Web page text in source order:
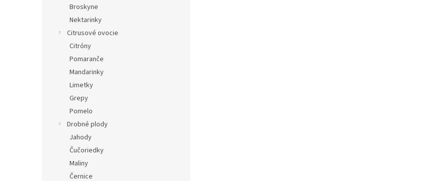
Broskyne
Nektarinky
Citrusové ovocie
Citróny
Pomaranče
Mandarinky
Limetky
Grepy
Pomelo
Drobné plody
Jahody
Čučoriedky
Maliny
Černice